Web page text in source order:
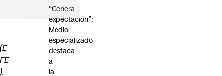
(E
FE
).
“Genera
expectación”:
Medio
especializado
destaca
a
la